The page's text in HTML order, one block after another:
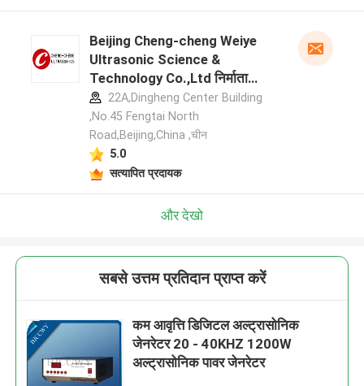
Beijing Cheng-cheng Weiye
Ultrasonic Science &
Technology Co.,Ltd निर्माता
प्रोफ़ाइल
22A,Dingheng Center Building
,No.45 Fengtai North
Road,Beijing,China ,चीन
5.0
सत्यापित प्रदायक
और देखो
सबसे उत्तम प्रतिदान प्राप्त करें
कम आवृत्ति डिजिटल अल्ट्रासोनिक
जेनरेटर 20 - 40KHZ 1200W
अल्ट्रासोनिक पावर जेनरेटर